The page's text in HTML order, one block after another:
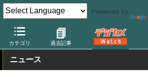
Powered by
カテゴリ 過去記事
デジカメ Watch カメラ ミラーレスカメラ
ニュース